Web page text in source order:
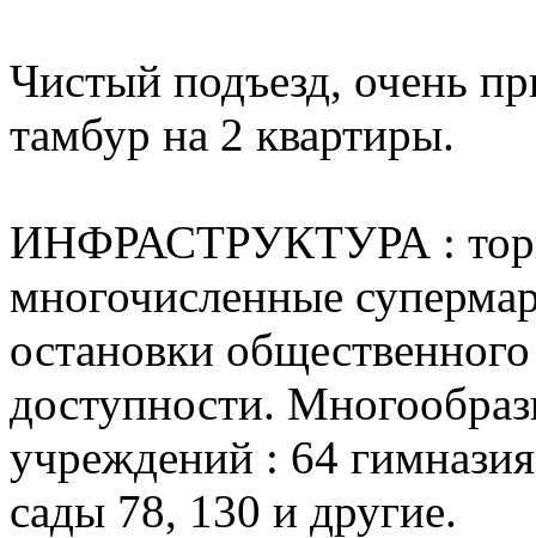
Чистый подъезд, очень
тамбур на 2 квартиры.
ИНФРАСТРУКТУРА :
многочисленные
остановки
доступности.
учреждений : 64
сады 78, 130 и другие.